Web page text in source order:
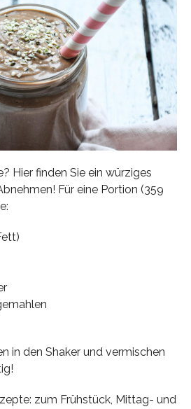
Hier finden Sie ein würziges
Für eine Portion (359
in den Shaker und vermischen
zum Frühstück, Mittag- und